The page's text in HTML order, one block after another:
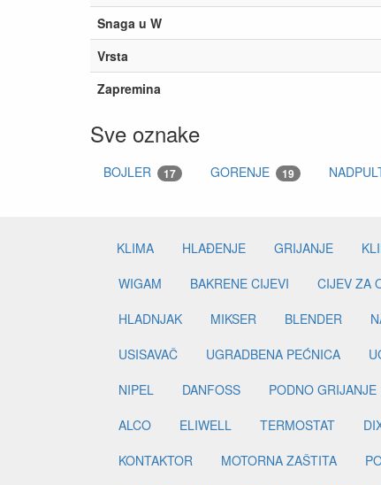
Snaga u W
Vrsta
Zapremina
Sve oznake
BOJLER 17 GORENJE 19
KLIMA HLAĐENJE GRIJANJE
WIGAM
BAKRENE CIJEVI CIJEV ZA
HLADNJAK
MIKSER BLENDER
USISAVAČ
UGRADBENA PEĆNICA
NIPEL
DANFOSS PODNO GRIJANJE
ALCO
ELIWELL TERMOSTAT
KONTAKTOR
MOTORNA ZAŠTITA